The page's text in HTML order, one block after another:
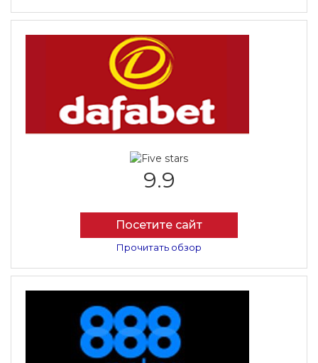
9.9
Посетите сайт
Прочитать обзор